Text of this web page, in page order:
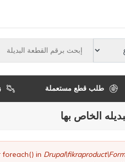
طلب قطع مستعملة
الخاص بها
in